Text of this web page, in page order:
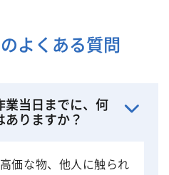
よくある質問
業当日までに、何
ありますか？
価な物、他人に触られ